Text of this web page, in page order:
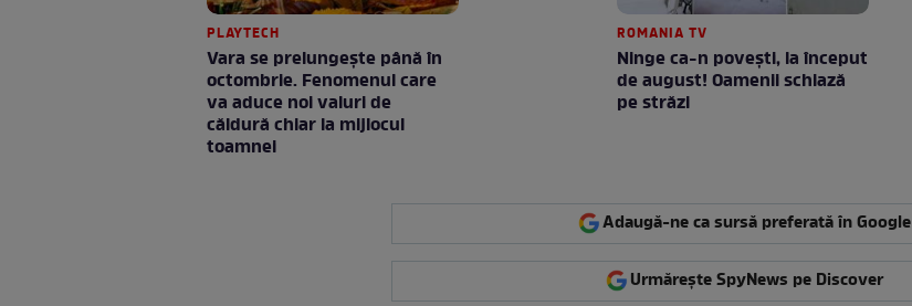
PLAYTECH
Vara se prelungeşte până în
octombrie. Fenomenul care
va aduce noi valuri de
căldură chiar la mijlocul
toamnei
ROMANIA TV
Ninge ca-n povești, la început
de august! Oamenii schiază
pe străzi
Adaugă-ne ca sursă preferată în Google
Urmărește SpyNews pe Discover